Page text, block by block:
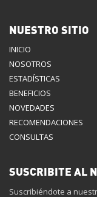
NUESTRO SITIO
INICIO
NOSOTROS
ESTADÍSTICAS
BENEFICIOS
NOVEDADES
RECOMENDACIONES
CONSULTAS
SUSCRIBITE AL
Suscribiéndote a